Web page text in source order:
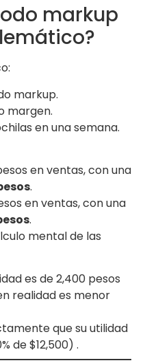
markup
markup.
margen.
en una semana.
en ventas, con una
.
en ventas, con una
.
mental de las
es de 2,400 pesos
realidad es menor
que su utilidad
de $12,500) .